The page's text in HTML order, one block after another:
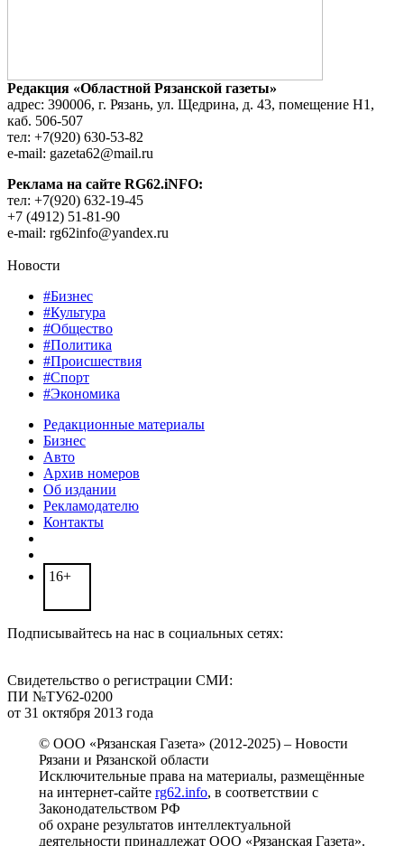
Редакция «Областной Рязанской газеты»
адрес: 390006, г. Рязань, ул. Щедрина, д. 43, помещение Н1,
каб. 506-507
тел: +7(920) 630-53-82
e-mail: gazeta62@mail.ru
Реклама на сайте RG62.iNFO:
тел: +7(920) 632-19-45
+7 (4912) 51-81-90
e-mail: rg62info@yandex.ru
Новости
#Бизнес
#Культура
#Общество
#Политика
#Происшествия
#Спорт
#Экономика
Редакционные материалы
Бизнес
Авто
Архив номеров
Об издании
Рекламодателю
Контакты
16+
Подписывайтесь на нас в социальных сетях:
Свидетельство о регистрации СМИ:
ПИ №ТУ62-0200
от 31 октября 2013 года
© ООО «Рязанская Газета» (2012-2025) – Новости
Рязани и Рязанской области
Исключительные права на материалы, размещённые
на интернет-сайте rg62.info, в соответствии с
Законодательством РФ
об охране результатов интеллектуальной
деятельности принадлежат ООО «Рязанская Газета».